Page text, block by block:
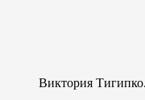
Виктория